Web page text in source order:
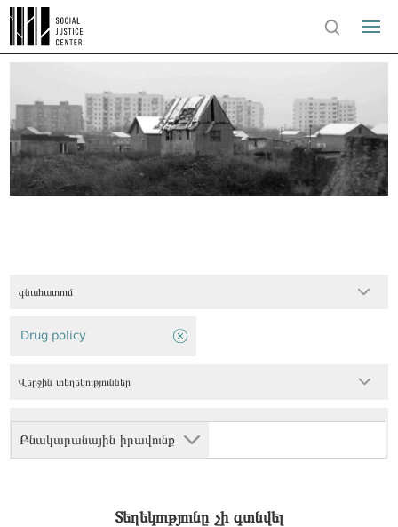
գնահատում
Բնակարանային իրավունք
Drug policy
Վերջին տեղեկություններ
Տեղեկությունը չի գտնվել